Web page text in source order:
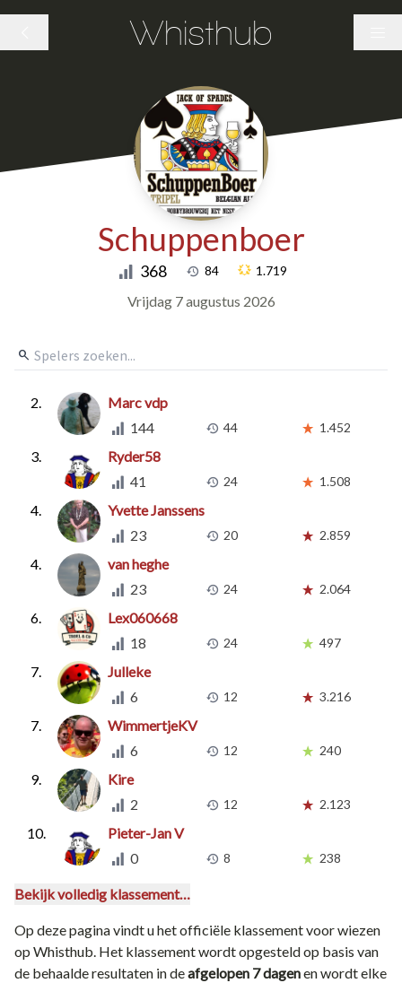
Whisthub
Schuppenboer
368 84 1.719
Vrijdag 7 augustus 2026
2.
Marc vdp
144
44 1.452
3.
Ryder58
41
24 1.508
4.
Yvette Janssens
23
20 2.859
4.
van heghe
23
24 2.064
6.
Lex060668
18
24 497
7.
Julleke
6
12 3.216
7.
WimmertjeKV
6
12 240
9.
Kire
2
12 2.123
10.
Pieter-Jan V
0
8 238
Bekijk volledig klassement…
Op deze pagina vindt u het officiële klassement voorwiezen
op Whisthub. Het klassement wordt opgesteld op basis van
de behaalde resultaten in deafgelopen 7 dagenen wordt elke